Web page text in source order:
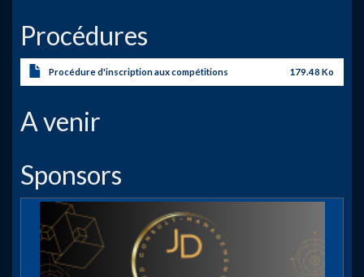
Procédures
Procédure d'inscription aux compétitions 179.48 Ko
A venir
Sponsors